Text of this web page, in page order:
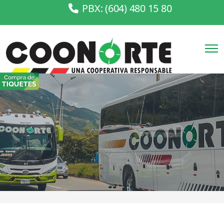
PBX: (604) 480 15 80